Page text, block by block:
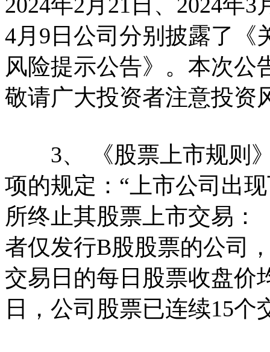
4月9日公司分别披露了《
风险提示公告》。本次公
敬请广大投资者注意投资
3、 《股票上市规则》
项的规定：“上市公司出
所终止其股票上市交易：
者仅发行B股股票的公司
交易日的每日股票收盘价
日，公司股票已连续15